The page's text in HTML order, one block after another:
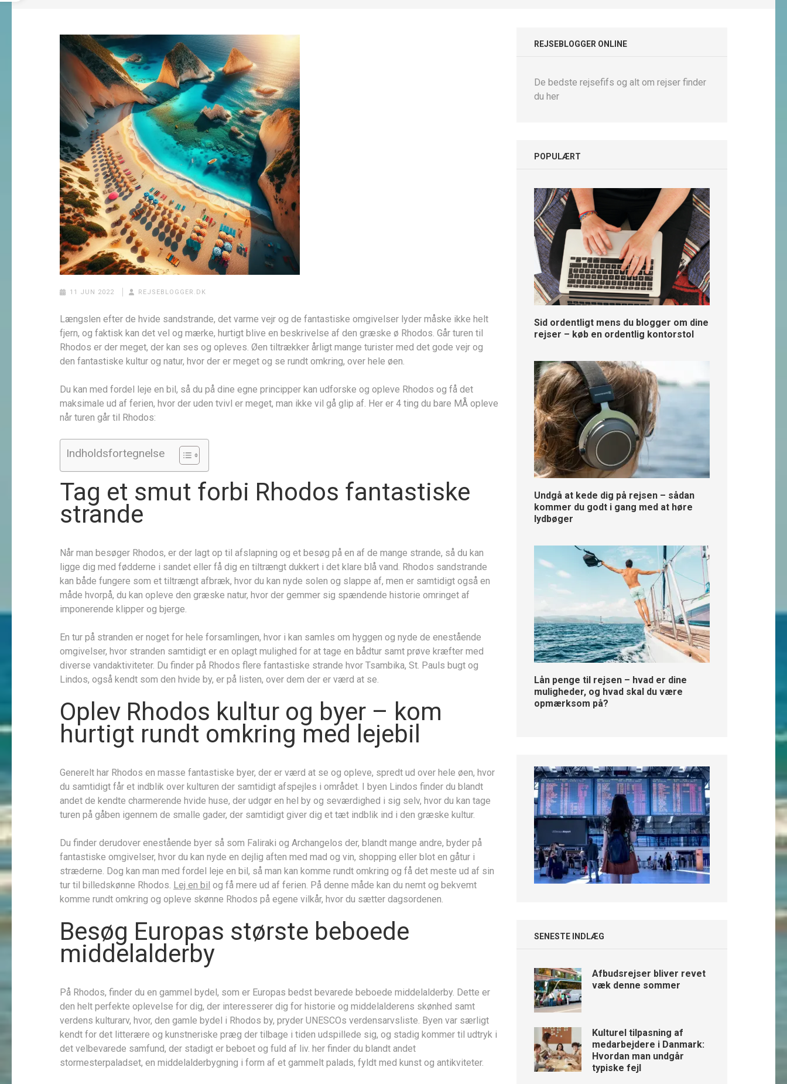
11 JUN 2022 REJSEBLOGGER.DK
Længslen efter de hvide sandstrande, det varme vejr og de fantastiske omgivelser lyder måske ikke helt
fjern, og faktisk kan det vel og mærke, hurtigt blive en beskrivelse af den græske ø Rhodos. Går turen til
Rhodos er der meget, der kan ses og opleves. Øen tiltrækker årligt mange turister med det gode vejr og
den fantastiske kultur og natur, hvor der er meget og se rundt omkring, over hele øen.
Du kan med fordel leje en bil, så du på dine egne principper kan udforske og opleve Rhodos og få det
maksimale ud af ferien, hvor der uden tvivl er meget, man ikke vil gå glip af. Her er 4 ting du bare MÅ opleve
når turen går til Rhodos:
Indholdsfortegnelse
Tag et smut forbi Rhodos fantastiske
strande
Når man besøger Rhodos, er der lagt op til afslapning og et besøg på en af de mange strande, så du kan
ligge dig med fødderne i sandet eller få dig en tiltrængt dukkert i det klare blå vand. Rhodos sandstrande
kan både fungere som et tiltrængt afbræk, hvor du kan nyde solen og slappe af, men er samtidigt også en
måde hvorpå, du kan opleve den græske natur, hvor der gemmer sig spændende historie omringet af
imponerende klipper og bjerge.
En tur på stranden er noget for hele forsamlingen, hvor i kan samles om hyggen og nyde de enestående
omgivelser, hvor stranden samtidigt er en oplagt mulighed for at tage en bådtur samt prøve kræfter med
diverse vandaktiviteter. Du finder på Rhodos flere fantastiske strande hvor Tsambika, St. Pauls bugt og
Lindos, også kendt som den hvide by, er på listen, over dem der er værd at se.
Oplev Rhodos kultur og byer – kom
hurtigt rundt omkring med lejebil
Generelt har Rhodos en masse fantastiske byer, der er værd at se og opleve, spredt ud over hele øen, hvor
du samtidigt får et indblik over kulturen der samtidigt afspejles i området. I byen Lindos finder du blandt
andet de kendte charmerende hvide huse, der udgør en hel by og seværdighed i sig selv, hvor du kan tage
turen på gåben igennem de smalle gader, der samtidigt giver dig et tæt indblik ind i den græske kultur.
Du finder derudover enestående byer så som Faliraki og Archangelos der, blandt mange andre, byder på
fantastiske omgivelser, hvor du kan nyde en dejlig aften med mad og vin, shopping eller blot en gåtur i
stræderne. Dog kan man med fordel leje en bil, så man kan komme rundt omkring og få det meste ud af sin
tur til billedskønne Rhodos. Lej en bil og få mere ud af ferien. På denne måde kan du nemt og bekvemt
komme rundt omkring og opleve skønne Rhodos på egene vilkår, hvor du sætter dagsordenen.
Besøg Europas største beboede
middelalderby
På Rhodos, finder du en gammel bydel, som er Europas bedst bevarede beboede middelalderby. Dette er
den helt perfekte oplevelse for dig, der interesserer dig for historie og middelalderens skønhed samt
verdens kulturarv, hvor, den gamle bydel i Rhodos by, pryder UNESCOs verdensarvsliste. Byen var særligt
kendt for det litterære og kunstneriske præg der tilbage i tiden udspillede sig, og stadig kommer til udtryk i
det velbevarede samfund, der stadigt er beboet og fuld af liv. her finder du blandt andet
stormesterpaladset, en middelalderbygning i form af et gammelt palads, fyldt med kunst og antikviteter.
REJSEBLOGGER ONLINE
De bedste rejsefifs og alt om rejser finder
du her
POPULÆRT
Sid ordentligt mens du blogger om dine
rejser – køb en ordentlig kontorstol
Undgå at kede dig på rejsen – sådan
kommer du godt i gang med at høre
lydbøger
Lån penge til rejsen – hvad er dine
muligheder, og hvad skal du være
opmærksom på?
SENESTE INDLÆG
Afbudsrejser bliver revet
væk denne sommer
Kulturel tilpasning af
medarbejdere i Danmark:
Hvordan man undgår
typiske fejl